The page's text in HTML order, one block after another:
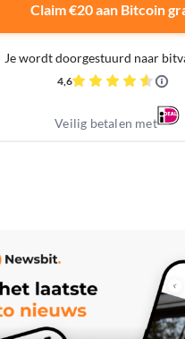
Claim €20 aan Bitcoin
Je wordt doorgestuurd naar
4,6
Veilig betalen met